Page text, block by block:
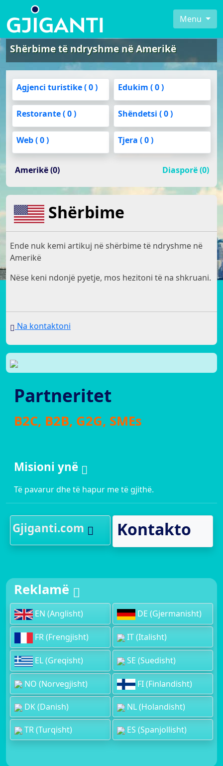
Menu
Shërbime të ndryshme në Amerikë
Agjenci turistike ( 0 ) Edukim ( 0 )
Restorante ( 0 ) Shëndetsi ( 0 )
Web ( 0 ) Tjera ( 0 )
Amerikë (0) Diasporë (0)
Shërbime
Ende nuk kemi artikuj në shërbime të ndryshme në
Amerikë
Nëse keni ndonjë pyetje, mos hezitoni të na shkruani.
Na kontaktoni
Partneritet
B2C, B2B, G2G, SMEs
Misioni ynë
Të pavarur dhe të hapur me të gjithë.
Gjiganti.com Kontakto
Reklamë
EN (Anglisht) DE (Gjermanisht)
FR (Frengjisht) IT (Italisht)
EL (Greqisht) SE (Suedisht)
NO (Norvegjisht) FI (Finlandisht)
DK (Danish) NL (Holandisht)
TR (Turqisht) ES (Spanjollisht)